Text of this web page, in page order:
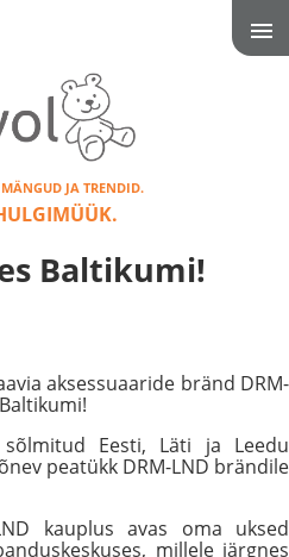
JA TRENDID.
Baltikumi!
aksessuaaride bränd DRM-
Eesti, Läti ja Leedu
peatükk DRM-LND brändile
kauplus avas oma uksed
millele järgnes